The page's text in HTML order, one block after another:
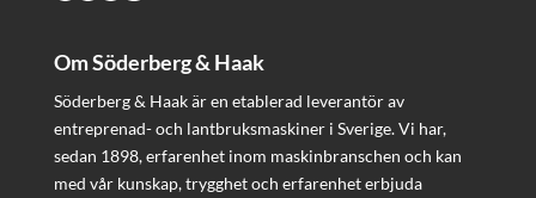
Om Söderberg & Haak
Söderberg & Haak är en etablerad leverantör av
entreprenad- och lantbruksmaskiner i Sverige. Vi har,
sedan 1898, erfarenhet inom maskinbranschen och kan
med vår kunskap, trygghet och erfarenhet erbjuda